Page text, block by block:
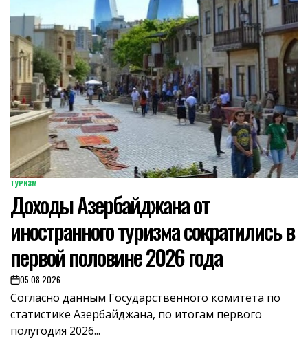
POSTED
IN
ТУРИЗМ
Доходы Азербайджана от
иностранного туризма сократились в
первой половине 2026 года
on05.08.2026
Согласно данным Государственного комитета по
статистике Азербайджана, по итогам первого
полугодия 2026...